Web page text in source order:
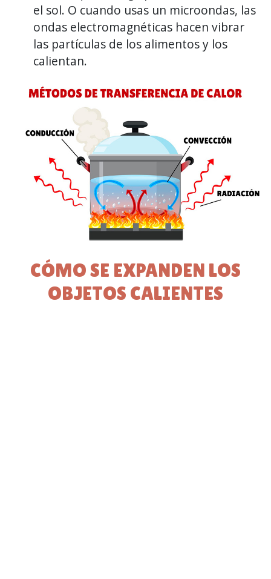
el sol. O cuando usas un microondas, las
ondas electromagnéticas hacen vibrar
las partículas de los alimentos y los
calientan.
CÓMO SE EXPANDEN LOS
OBJETOS CALIENTES